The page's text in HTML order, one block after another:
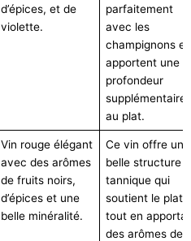
d’épices, et de
violette.
parfaitement
avec les
champignons et
apportent une
profondeur
supplémentaire
au plat.
Vin rouge élégant
avec des arômes
de fruits noirs,
d’épices et une
belle minéralité.
Ce vin offre une
belle structure
tannique qui
soutient le plat
tout en
des arômes de